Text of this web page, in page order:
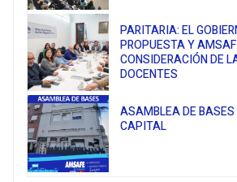
PARITARIA: EL
PROPUESTA Y
CONSIDERACIÓN DE
DOCENTES
ASAMBLEA DE
CAPITAL